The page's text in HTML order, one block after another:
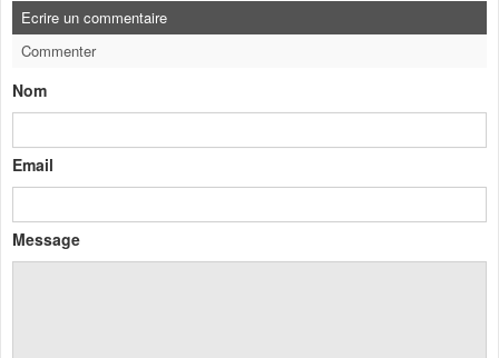
Ecrire un commentaire
Commenter
Nom
Email
Message